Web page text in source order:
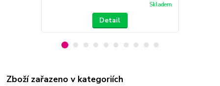
Skladem
Detail
Zboží zařazeno v kategoriích